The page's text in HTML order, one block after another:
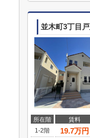
並木町3丁目
所在階 賃料
1-2階
19.7万円